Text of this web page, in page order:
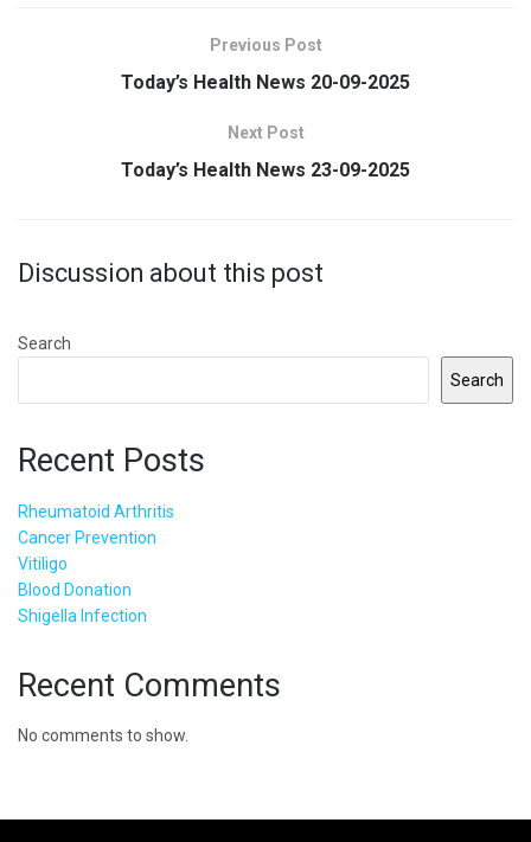
Previous Post
Today’s Health News 20-09-2025
Next Post
Today’s Health News 23-09-2025
Discussion about this post
Search
Search
Recent Posts
Rheumatoid Arthritis
Cancer Prevention
Vitiligo
Blood Donation
Shigella Infection
Recent Comments
No comments to show.